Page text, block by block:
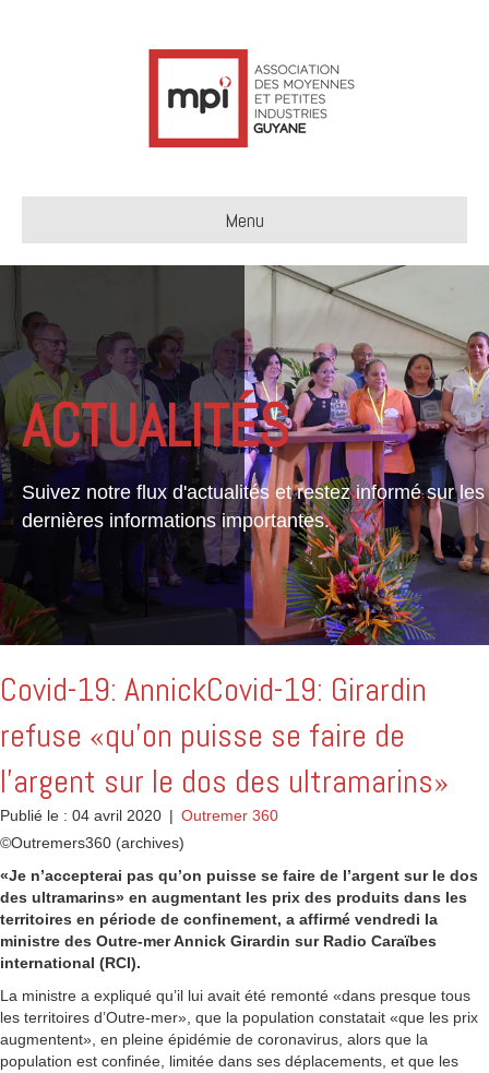
Menu
ACTUALITÉS
Suivez notre flux d'actualités et restez informé sur les
dernières informations importantes.
Covid-19: AnnickCovid-19: Girardin
refuse «qu’on puisse se faire de
l’argent sur le dos des ultramarins»
Publié le : 04 avril 2020 | Outremer 360
©Outremers360 (archives)
«Je n’accepterai pas qu’on puisse se faire de l’argent sur le dos
des ultramarins» en augmentant les prix des produits dans les
territoires en période de confinement, a affirmé vendredi la
ministre des Outre-mer Annick Girardin sur Radio Caraïbes
international (RCI).
La ministre a expliqué qu’il lui avait été remonté «dans presque tous
les territoires d’Outre-mer», que la population constatait «que les prix
augmentent», en pleine épidémie de coronavirus, alors que la
population est confinée, limitée dans ses déplacements, et que les